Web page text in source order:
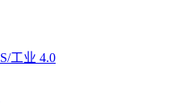
工业 4.0